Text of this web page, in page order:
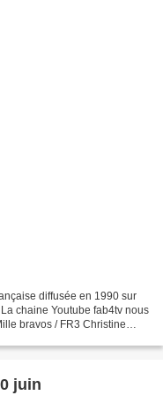
diffusée en 1990 sur
chaine Youtube fab4tv nous
bravos / FR3 Christine
juin